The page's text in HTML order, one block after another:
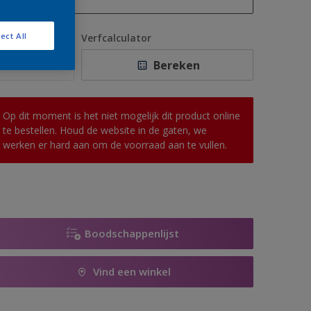
1 L
2,5 L
10 L
Verfcalculator
Bereken
Op dit moment is het niet mogelijk dit product online
te bestellen. Houd de website in de gaten, we
werken er hard aan om de voorraad aan te vullen.
Boodschappenlijst
Vind een winkel
All